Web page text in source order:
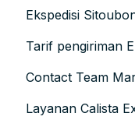
Ekspedisi
Tarif pengiriman
Contact Team
Layanan Calista